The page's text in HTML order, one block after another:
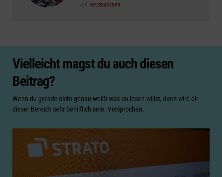
Posted
von netzkapitaen
Vielleicht magst du auch diesen
Beitrag?
Wenn du gerade nicht genau weißt was du lesen willst, dann wird dir
dieser Bereich sehr behilflich sein. Versprochen.